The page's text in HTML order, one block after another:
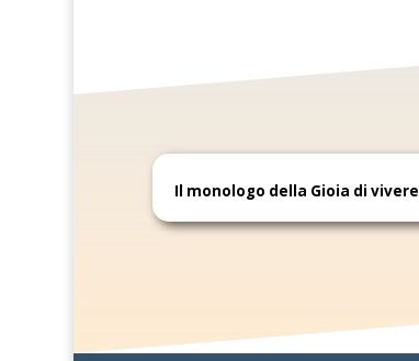
Il monologo della Gioia di vivere